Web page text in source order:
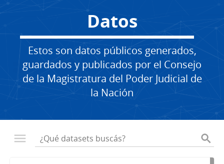
Datos
Estos son datos públicos generados,
guardados y publicados por el Consejo
de la Magistratura del Poder Judicial de
la Nación